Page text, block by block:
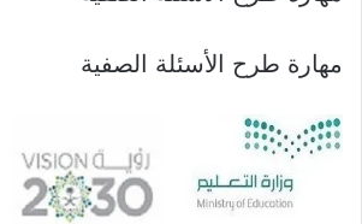
مهارة طرح الأسئلة الصفية